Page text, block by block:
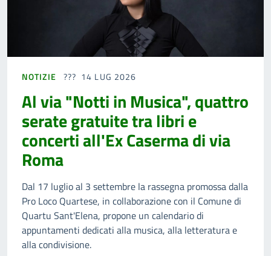
NOTIZIE 14 LUG 2026
Al via "Notti in Musica", quattro
serate gratuite tra libri e
concerti all'Ex Caserma di via
Roma
Dal 17 luglio al 3 settembre la rassegna promossa dalla
Pro Loco Quartese, in collaborazione con il Comune di
Quartu Sant'Elena, propone un calendario di
appuntamenti dedicati alla musica, alla letteratura e
alla condivisione.